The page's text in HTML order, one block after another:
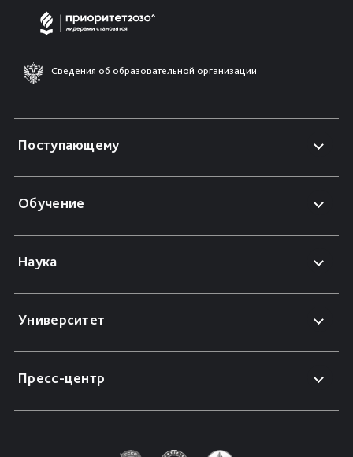
Сведения об образовательной организации
Поступающему
Обучение
Наука
Университет
Пресс-центр